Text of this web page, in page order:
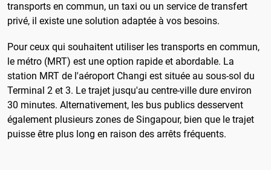
transports en commun, un taxi ou un service de transfert
privé, il existe une solution adaptée à vos besoins.
Pour ceux qui souhaitent utiliser les transports en commun,
le métro (MRT) est une option rapide et abordable. La
station MRT de l'aéroport Changi est située au sous-sol du
Terminal 2 et 3. Le trajet jusqu'au centre-ville dure environ
30 minutes. Alternativement, les bus publics desservent
également plusieurs zones de Singapour, bien que le trajet
puisse être plus long en raison des arrêts fréquents.